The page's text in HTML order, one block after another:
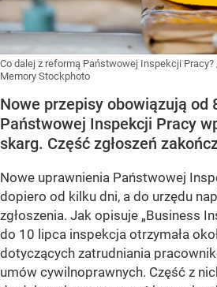
Co dalej z reformą Państwowej Inspekcji Pracy?
Memory Stockphoto
Nowe przepisy obowiązują od
Państwowej Inspekcji Pracy
skarg. Część zgłoszeń
Nowe uprawnienia Państwowej
dopiero od kilku dni, a do urzędu
zgłoszenia. Jak opisuje „Business
do 10 lipca inspekcja otrzymała
dotyczących zatrudniania
umów cywilnoprawnych. Część z